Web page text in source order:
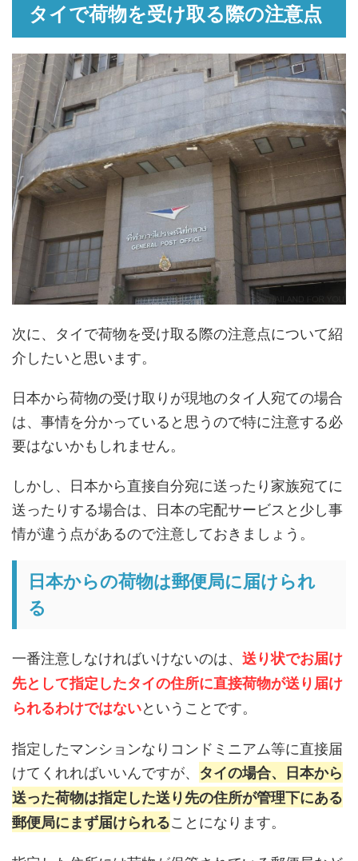
タイで荷物を受け取る際の注意点
次に、タイで荷物を受け取る際の注意点について紹
介したいと思います。
日本から荷物の受け取りが現地のタイ人宛ての場合
は、事情を分かっていると思うので特に注意する必
要はないかもしれません。
しかし、日本から直接自分宛に送ったり家族宛てに
送ったりする場合は、日本の宅配サービスと少し事
情が違う点があるので注意しておきましょう。
日本からの荷物は郵便局に届けられ
る
一番注意しなければいけないのは、 送り状でお届け
先として指定したタイの住所に直接荷物が送り届け
られるわけではないということです。
指定したマンションなりコンドミニアム等に直接届
けてくれればいいんですが、 タイの場合、日本から
送った荷物は指定した送り先の住所が管理下にある
郵便局にまず届けられることになります。